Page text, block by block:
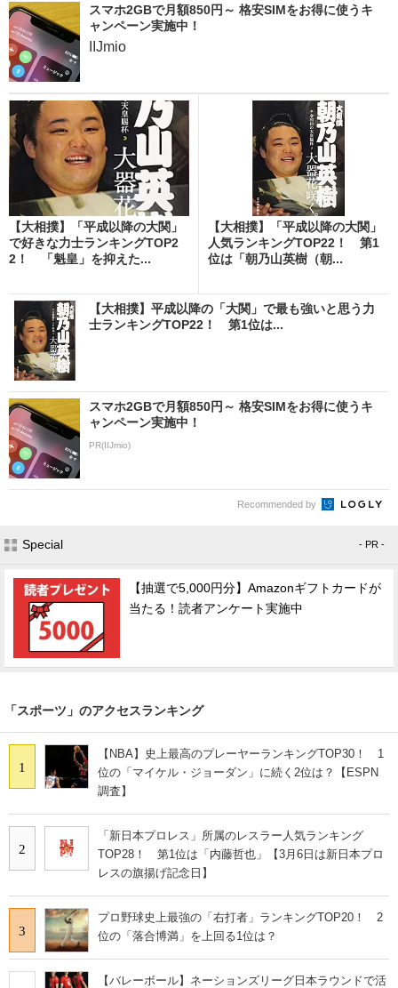
スマホ2GBで月額850円～ 格安SIMをお得に使うキ
ャンペーン実施中！
IIJmio
【大相撲】「平成以降の大関」
で好きな力士ランキングTOP2
2！ 「魁皇」を抑えた...
【大相撲】「平成以降の大関」
人気ランキングTOP22！ 第1
位は「朝乃山英樹（朝...
【大相撲】平成以降の「大関」で最も強いと思う力
士ランキングTOP22！ 第1位は...
スマホ2GBで月額850円～ 格安SIMをお得に使うキ
ャンペーン実施中！
PR(IIJmio)
Recommended by
Special - PR -
【抽選で5,000円分】Amazonギフトカードが
当たる！読者アンケート実施中
「スポーツ」のアクセスランキング
1
【NBA】史上最高のプレーヤーランキングTOP30！ 1
位の「マイケル・ジョーダン」に続く2位は？【ESPN
調査】
2
「新日本プロレス」所属のレスラー人気ランキング
TOP28！ 第1位は「内藤哲也」【3月6日は新日本プロ
レスの旗揚げ記念日】
3
プロ野球史上最強の「右打者」ランキングTOP20！ 2
位の「落合博満」を上回る1位は？
【バレーボール】ネーションズリーグ日本ラウンドで活